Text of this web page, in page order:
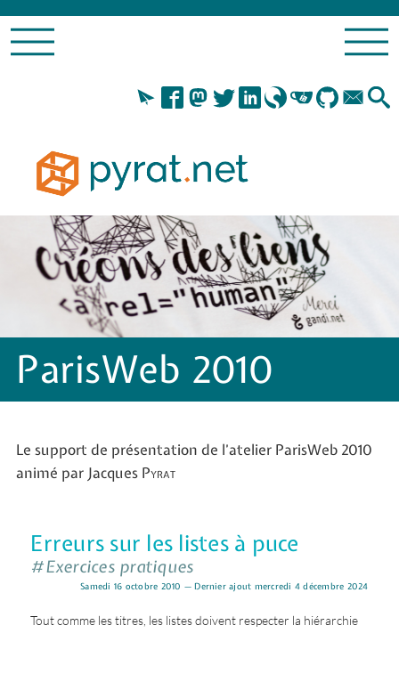
ParisWeb 2010
Le support de présentation de l’atelier ParisWeb 2010
animé par Jacques Pyrat
Erreurs sur les listes à puce
#Exercices pratiques
Samedi 16 octobre 2010 — Dernier ajout mercredi 4 décembre 2024
Tout comme les titres, les listes doivent respecter la hiérarchie